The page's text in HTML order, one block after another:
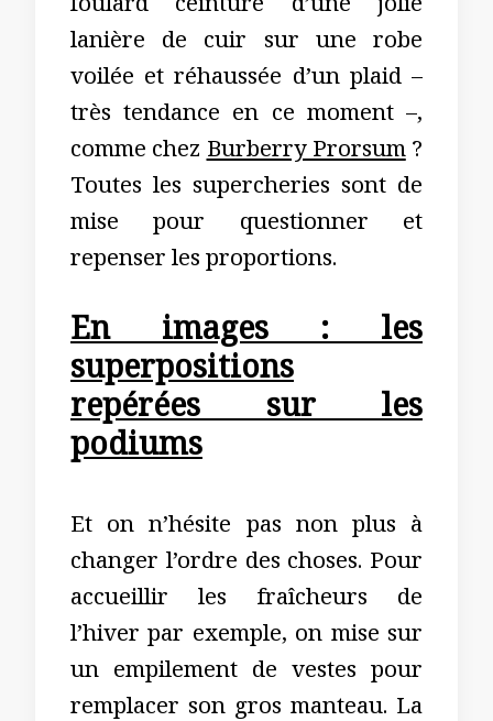
foulard ceinturé d’une jolie
lanière de cuir sur une robe
voilée et réhaussée d’un plaid –
très tendance en ce moment –,
comme chezBurberry Prorsum?
Toutes les supercheries sont de
mise pour questionner et
repenser les proportions.
En images : les
superpositions
repérées sur les
podiums
Et on n’hésite pas non plus à
changer l’ordre des choses. Pour
accueillir les fraîcheurs de
l’hiver par exemple, on mise sur
un empilement de vestes pour
remplacer son gros manteau. La